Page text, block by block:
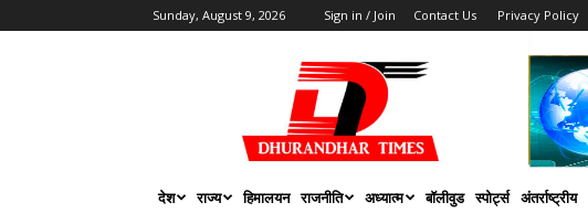
Sunday, August 9, 2026 Sign in / Join Contact Us Privacy Policy
DHURANDHAR
TIMES
देश राज्य हिमालयन राजनीति अध्यात्म बॉलीवुड स्पोर्ट्स अंतर्राष्ट्रीय